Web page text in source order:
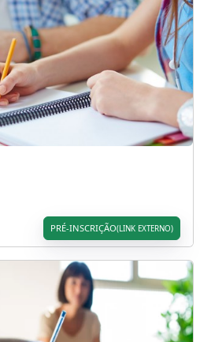
PRÉ-INSCRIÇÃO(LINK EXTERNO)